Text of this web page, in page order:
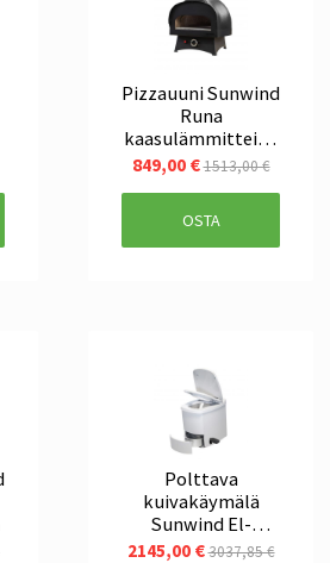
Pizzauuni Sunwind
Runa
kaasulämmitteine
n
849,00 €1513,00 €
OSTA
Polttava
kuivakäymälä
Sunwind El-
dorado Plus Bal
2145,00 €3037,85 €